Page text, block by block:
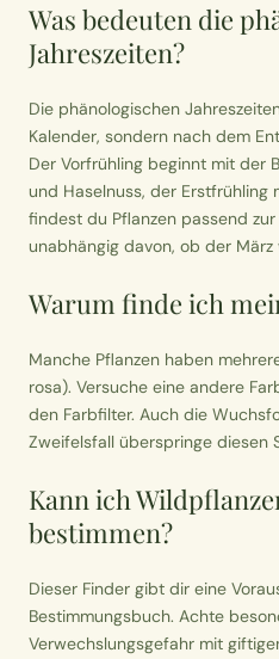
Was bedeuten die
Jahreszeiten?
Die phänologischen
Kalender, sondern nach dem
Der Vorfrühling beginnt mit der
und Haselnuss, der Erstfrühling
findest du Pflanzen passend
unabhängig davon, ob der
Warum finde ich
Manche Pflanzen haben
rosa). Versuche eine andere
den Farbfilter. Auch die
Zweifelsfall überspringe diesen
Kann ich
bestimmen?
Dieser Finder gibt dir eine
Bestimmungsbuch. Achte
Verwechslungsgefahr mit